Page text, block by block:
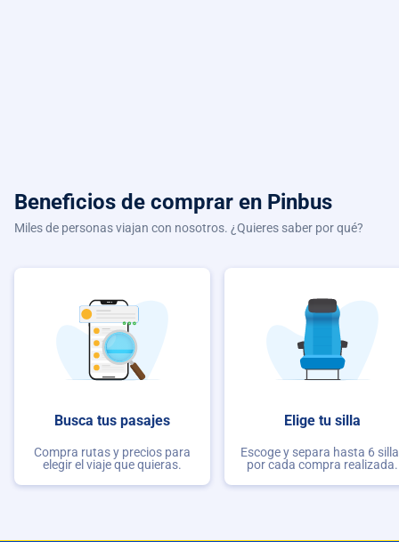
Beneficios de comprar en Pinbus
Miles de personas viajan con nosotros. ¿Quieres saber por qué?
Busca tus pasajes
Compra rutas y precios para
elegir el viaje que quieras.
Elige tu silla
Escoge y separa hasta 6
por cada compra realizada.